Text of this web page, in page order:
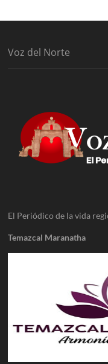
Voz del Norte
El Periódico de la vida
Temazcal Maranatha